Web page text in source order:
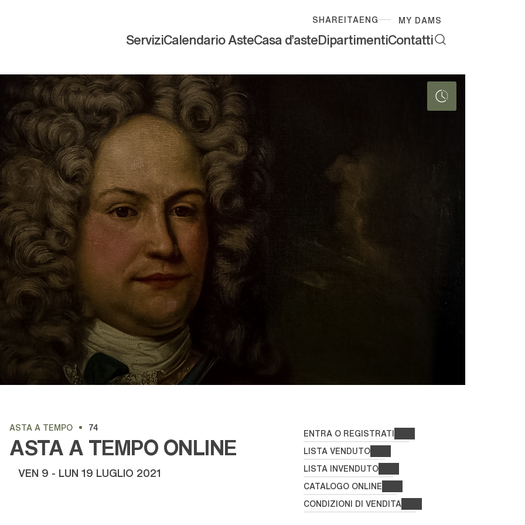
SHAREITAENG MY DAMS
ServiziCalendario AsteCasa d'asteDipartimentiContatti
ASTA A TEMPO 74
ASTA A TEMPO ONLINE
VEN 9 - LUN 19 LUGLIO 2021
ENTRA O REGISTRATI
LISTA VENDUTO
LISTA INVENDUTO
CATALOGO ONLINE
CONDIZIONI DI VENDITA